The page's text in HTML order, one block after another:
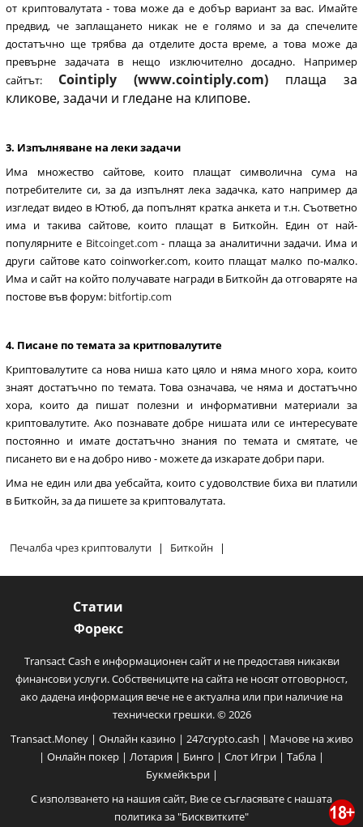
от криптовалутата - това може да е добър вариант за вас. Имайте
предвид, че заплащането никак не е голямо и за да спечелите
достатъчно ще трябва да отделите доста време, а това може да
превърне задачата в нещо изключително досадно. Например
сайтът: Cointiply (www.cointiply.com) плаща за
кликове, задачи и гледане на клипове.
3. Изпълняване на леки задачи
Има множество сайтове, които плащат символична сума на
потребителите си, за да изпълнят лека задачка, като например да
изгледат видео в Ютюб, да попълнят кратка анкета и т.н. Съответно
има и такива сайтове, които плащат в Биткойн. Един от най-
популярните е Bitcoinget.com - плащаза аналитични задачи. Има и
други сайтове като coinworker.com, които плащат малко по-малко.
Има и сайт на който получавате награди в Биткойн да отговаряте на
постове във форум: bitfortip.com
4. Писане по темата за критповалутите
Криптовалутите са нова ниша като цяло и няма много хора, които
знаят достатъчно по темата. Това означава, че няма и достатъчно
хора, които да пишат полезни и информативни материали за
криптовалутите. Ако познавате добре нишата или се интересувате
постоянно и имате достатъчно знания по темата и смятате, че
писането ви е на добро ниво - можете да изкарате добри пари.
Има не един или два уебсайта, които с удоволствие биха ви платили
в Биткойн, за да пишете за криптовалутата.
Печалба чрез криптовалути | Биткойн |
Статии
Форекс
Transact Cash е информационен сайт и не предоставя никакви
финансови услуги. Собствениците на сайта не носят отговорност,
ако дадена информация вече не е актуална или при наличие на
технически грешки. © 2026
Transact.Money| Онлайн казино | 247crypto.cash | Мачове на живо
| Онлайн покер | Лотария | Бинго | Слот Игри | Табла |
Букмейкъри|
С използването на нашия сайт, Вие се съгласявате с нашата
политика за"Бисквитките"